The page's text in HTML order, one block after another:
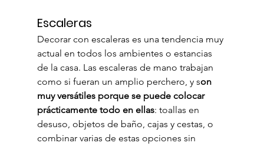
Escaleras
Decorar con escaleras es una tendencia muy
actual en todos los ambientes o estancias
de la casa. Las escaleras de mano trabajan
como si fueran un amplio perchero, y son
muy versátiles porque se puede colocar
prácticamente todo en ellas: toallas en
desuso, objetos de baño, cajas y cestas, o
combinar varias de estas opciones sin